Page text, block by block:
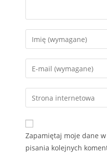
Zapamiętaj moje dane
pisania kolejnych